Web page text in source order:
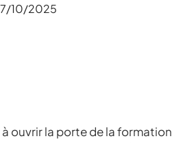
10/2025
ouvrir la porte de la formation